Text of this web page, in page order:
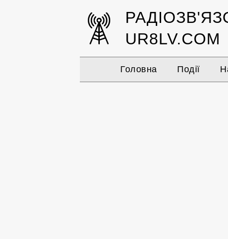
UR8LV.COM
Головна Події